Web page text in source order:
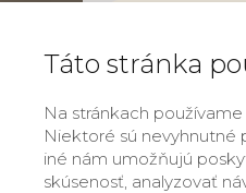
Táto stránka
Na stránkach
Niektoré sú nevyhnutné
iné nám umožňujú
skúsenosť, analyzovať